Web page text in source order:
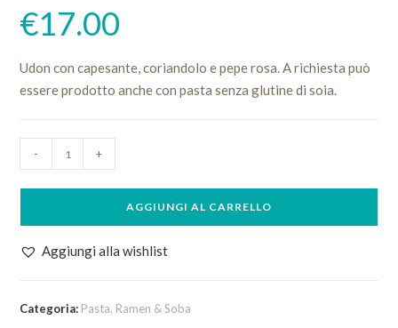
€17.00
Udon con capesante, coriandolo e pepe rosa. A richiesta può
essere prodotto anche con pasta senza glutine di soia.
Capesante
quantità
- +
AGGIUNGI AL CARRELLO
Aggiungi alla wishlist
Categoria: Pasta, Ramen & Soba